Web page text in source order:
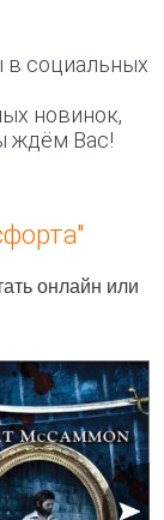
в социальных
новинок,
ждём Вас!
онлайн или